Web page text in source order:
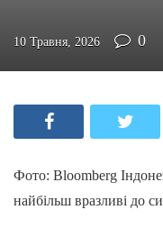
10 Травня, 2026 0
Фото: Вloomberg
найбільш вразливі до